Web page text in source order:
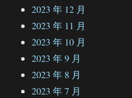
2023 年 12 月
2023 年 11 月
2023 年 10 月
2023 年 9 月
2023 年 8 月
2023 年 7 月